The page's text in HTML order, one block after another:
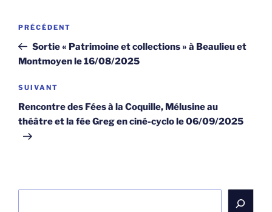
Navigation
l’article
Article
précédent
PRÉCÉDENT
Sortie « Patrimoine et collections » à Beaulieu et
Montmoyen le 16/08/2025
Article
suivant
SUIVANT
Rencontre des Fées à la Coquille, Mélusine au
théâtre et la fée Greg en ciné-cyclo le 06/09/2025